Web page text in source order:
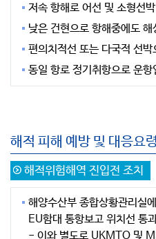
저속 항해로 어선 및 소형선
낮은 건현으로 항해중에도
편의치적선 또는 다국적 선
동일 항로 정기취항으로 운
해적 피해 예방 및 대응요령
해적위험해역 진입전 조치
해양수산부 종합상황관리실
EU함대 통항보고 위치선 통
- 이와 별도로 UKMTO 및